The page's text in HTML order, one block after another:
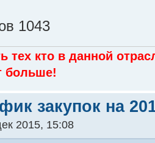
1043
тех кто в данной
больше!
закупок на
2015, 15:08